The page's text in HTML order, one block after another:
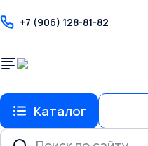
+7 (906) 128-81-82
Каталог